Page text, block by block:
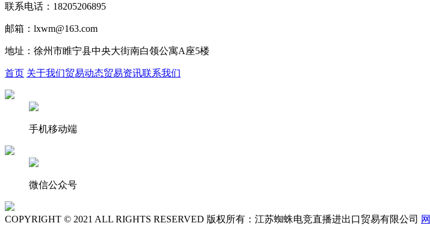
联系电话：18205206895
邮箱：lxwm@163.com
地址：徐州市睢宁县中央大街南白领公寓A座5楼
首页 关于我们贸易动态贸易资讯联系我们
手机移动端
微信公众号
COPYRIGHT © 2021 ALL RIGHTS RESERVED 版权所有：江苏蜘蛛电竞直播进出口贸易有限公司